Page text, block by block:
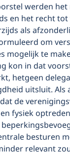
werden
en het recht
als
om
mogelijk te
kon in dat
hetgeen
uitsluit. Als
de
fysiek
besturen
relevant